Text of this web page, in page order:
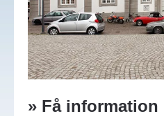
» Få